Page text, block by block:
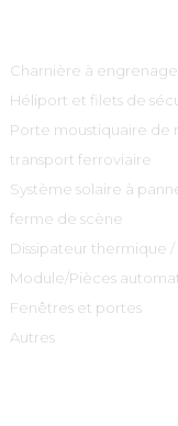
Charnière à
Héliport et filets de
Porte moustiquaire de
transport ferroviaire
Système solaire à
ferme de scène
Dissipateur thermique
Module/Pièces
Fenêtres et portes
Autres